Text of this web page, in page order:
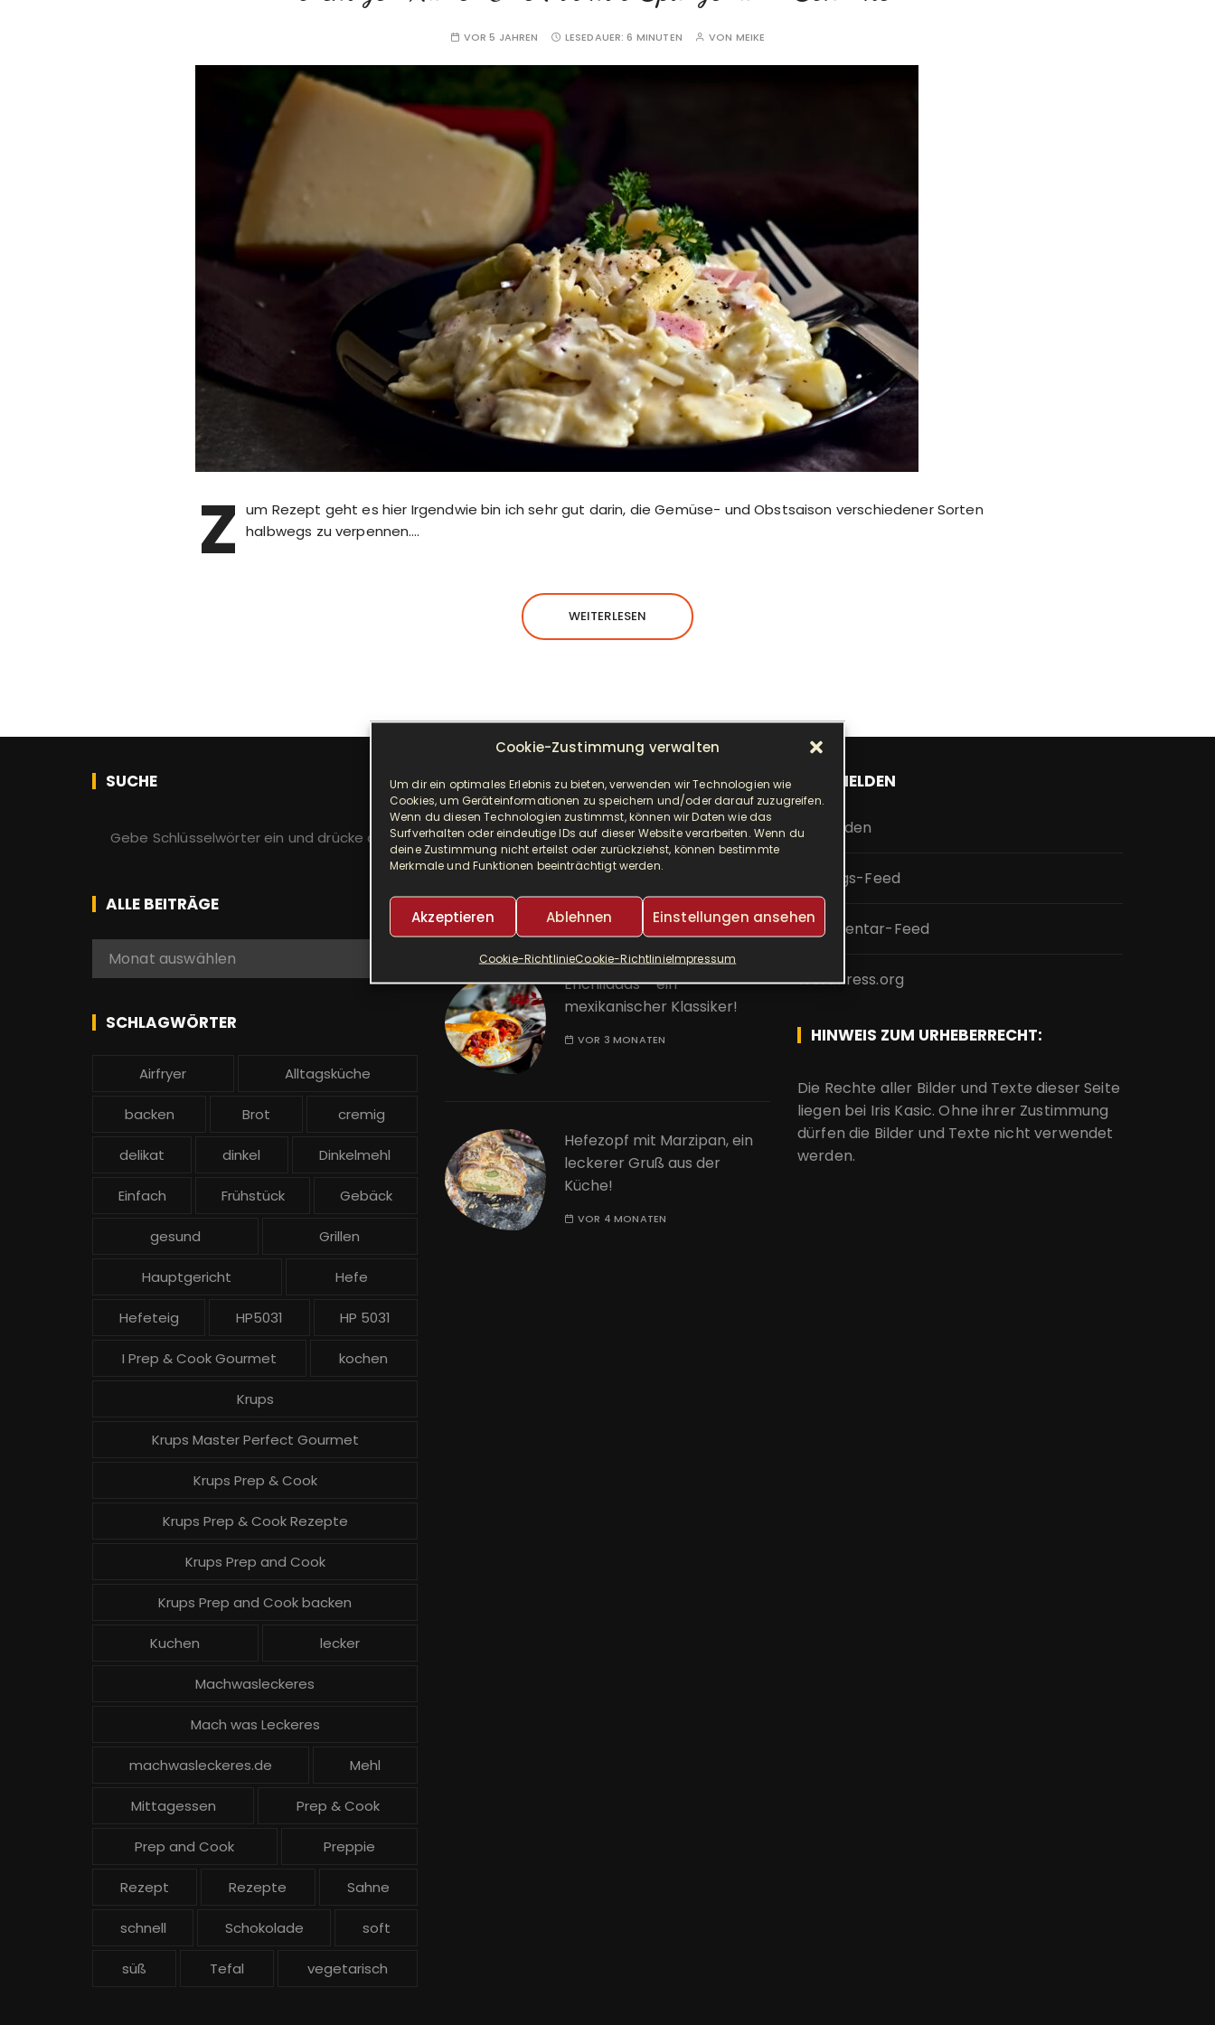
Cookie-Zustimmung verwalten
Um dir ein optimales Erlebnis zu bieten, verwenden wir Technologien wie
Cookies, um Geräteinformationen zu speichern und/oder darauf zuzugreifen.
Wenn du diesen Technologien zustimmst, können wir Daten wie das
Surfverhalten oder eindeutige IDs auf dieser Website verarbeiten. Wenn du
deine Zustimmung nicht erteilst oder zurückziehst, können bestimmte
Merkmale und Funktionen beeinträchtigt werden.
Akzeptieren Ablehnen Einstellungen ansehen
Cookie-RichtlinieCookie-RichtlinieImpressum
VOR 5 JAHREN LESEDAUER:6 MINUTEN VON MEIKE
Z um Rezept geht es hier Irgendwie bin ich sehr gut darin, die Gemüse- und Obstsaison verschiedener Sorten
halbwegs zu verpennen….
WEITERLESEN
SUCHE
h
e
n
c
:
ALLE BEITRÄGE
e
Monat auswählen
SCHLAGWÖRTER
Airfryer Alltagsküche
backen Brot cremig
delikat dinkel Dinkelmehl
Einfach Frühstück Gebäck
gesund Grillen
Hauptgericht Hefe
Hefeteig HP5031 HP 5031
I Prep & Cook Gourmet kochen
Krups
Krups Master Perfect Gourmet
Krups Prep & Cook
Krups Prep & Cook Rezepte
Krups Prep and Cook
Krups Prep and Cook backen
Kuchen lecker
Machwasleckeres
Mach was Leckeres
machwasleckeres.de Mehl
Mittagessen Prep & Cook
Prep and Cook Preppie
Rezept Rezepte Sahne
schnell Schokolade soft
süß Tefal vegetarisch
NEUESTE BEITRÄGE
Djuvec als Risotto! So ein
leckerer One Pot!
Enchiladas – ein
mexikanischer Klassiker!
VOR 3 MONATEN
Hefezopf mit Marzipan, ein
leckerer Gruß aus der
Küche!
VOR 4 MONATEN
ANMELDEN
Anmelden
Eintrags-Feed
Kommentar-Feed
WordPress.org
HINWEIS ZUM URHEBERRECHT:
Die Rechte aller Bilder und Texte dieser Seite
liegen bei Iris Kasic. Ohne ihrer Zustimmung
dürfen die Bilder und Texte nicht verwendet
werden.